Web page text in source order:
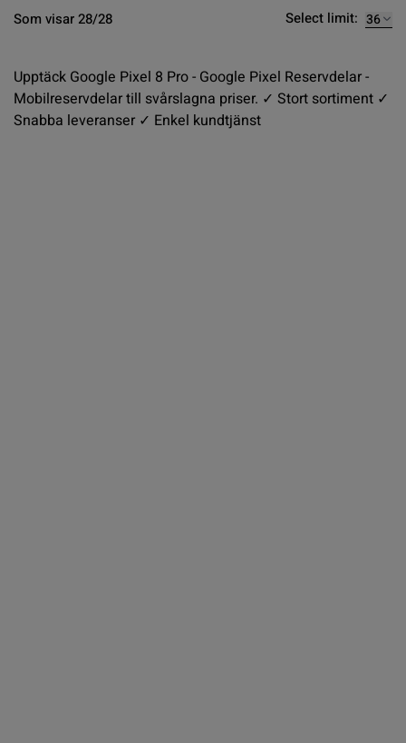
Som visar 28/28 Select limit:
Upptäck Google Pixel 8 Pro - Google Pixel Reservdelar -
Mobilreservdelar till svårslagna priser. ✓ Stort sortiment ✓
Snabba leveranser ✓ Enkel kundtjänst